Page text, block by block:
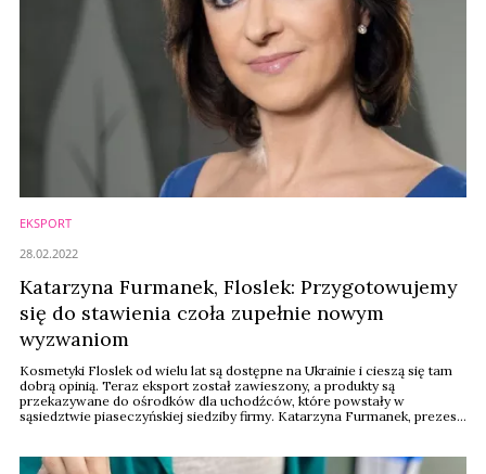
EKSPORT
Katarzyna Furmanek, Floslek: Przygotowujemy
się do stawienia czoła zupełnie nowym
wyzwaniom
Kosmetyki Floslek od wielu lat są dostępne na Ukrainie i cieszą się tam
dobrą opinią. Teraz eksport został zawieszony, a produkty są
przekazywane do ośrodków dla uchodźców, które powstały w
sąsiedztwie piaseczyńskiej siedziby firmy. Katarzyna Furmanek, prezes
przez firmę produkty. I choć ...
28.02.2022